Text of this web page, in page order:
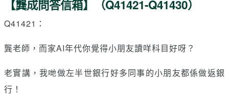
【龔成問答信箱】（Q41421-Q41430）
Q41421：
龔老師，而家AI年代你覺得小朋友讀咩科目好呀？
老實講，我哋做左半世銀行好多同事的小朋友都係做返銀
行！